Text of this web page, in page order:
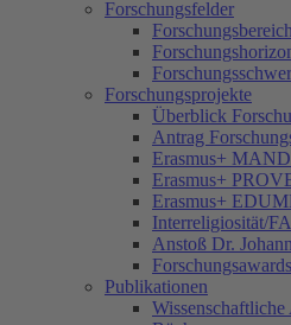
Forschungsfelder
Forschungsprojekte
Überblick
Antrag
Erasmus+
Erasmus+
Erasmus+
Interreligiosität/
Anstoß Dr.
Forschungsawards
Publikationen